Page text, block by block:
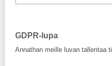
GDPR-lupa
Annathan meille luvan tallentaa